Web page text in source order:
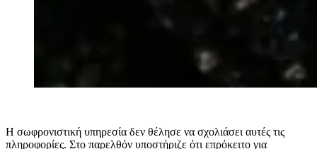
Η σωφρονιστική υπηρεσία δεν θέλησε να σχολιάσει αυτές τις
πληροφορίες. Στο παρελθόν υποστήριζε ότι επρόκειτο για